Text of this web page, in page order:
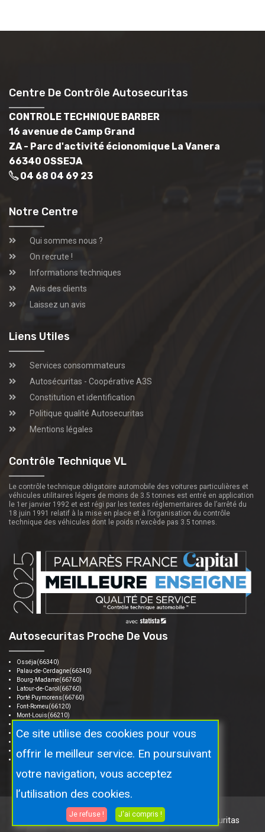
Centre De Contrôle Autosecuritas
CONTROLE TECHNIQUE BARBER
16 avenue de Camp Grand
ZA - Parc d'activité écionomique La Vanera
66340 OSSEJA
04 68 04 69 23
Notre Centre
Qui sommes nous ?
On recrute !
Informations techniques
Avis des clients
Laissez un avis
Liens Utiles
Services consommateurs
Autosécuritas - Coopérative A3S
Constitution et identification
Politique qualité Autosecuritas
Mentions légales
Contrôle Technique VL
Le contrôle technique obligatoire automobile des voitures particulières et
véhicules utilitaires légers de moins de 3.5 tonnes est entré en application
le 1er janvier 1992 et est régi par les textes réglementaires de l’arrêté du
18 juin 1991 relatif à la mise en place et à l’organisation du contrôle
technique des véhicules dont le poids n’excède pas 3.5 tonnes.
Autosecuritas Proche De Vous
Osséja(66340)
Palau-de-Cerdagne(66340)
Bourg-Madame(66760)
Latour-de-Carol(66760)
Porté Puymorens(66760)
Font-Romeu(66120)
Mont-Louis(66210)
Formiguères(66210)
Saillagouse(66800)
Sainte-Léocadie(66800)
Copyright © 2026 Tous droits réservés. Par Autosecuritas
Ce site utilise des cookies pour vous
offrir le meilleur service. En poursuivant
votre navigation, vous acceptez
l’utilisation des cookies.
Je refuse ! J'ai compris !